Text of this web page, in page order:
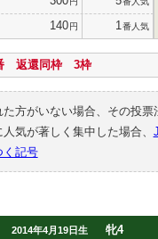
140円 1 番人気
返還同枠 3枠
た方がいない場合、その投
気が著しく集中した場合、
く記号
2014年4月19日生 牝4